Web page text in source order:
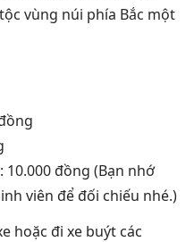
vùng núi phía Bắc một
10.000 đồng (Bạn nhớ
viên để đối chiếu nhé.)
hoặc đi xe buýt các